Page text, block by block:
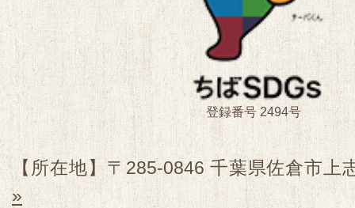
登録番号 2494号
【所在地】〒285-0846 千葉県佐倉市
»